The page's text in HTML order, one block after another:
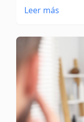
Leer más